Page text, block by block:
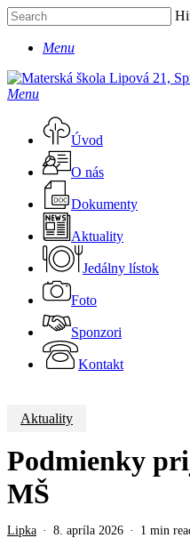
Skip
to
main
SearchMenu
Menu
Úvod
O nás
Dokumenty
Aktuality
Jedálny lístok
Foto
Sponzori
Kontakt
Aktuality
Podmienky
MŠ
Lipka 8. apríla 2026 1 min